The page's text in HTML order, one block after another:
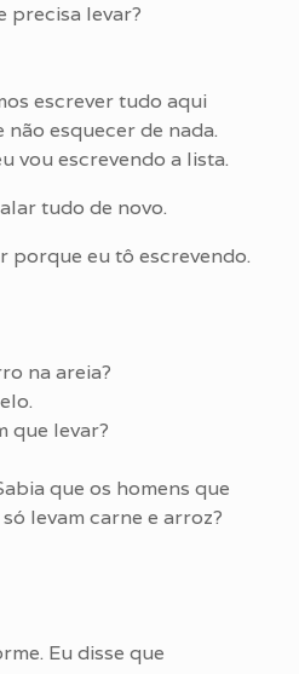
precisa levar?
escrever tudo aqui
esquecer de nada.
vou escrevendo a lista.
tudo de novo.
porque eu tô escrevendo.
na areia?
que levar?
que os homens que
levam carne e arroz?
Eu disse que